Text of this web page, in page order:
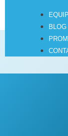
BLOG